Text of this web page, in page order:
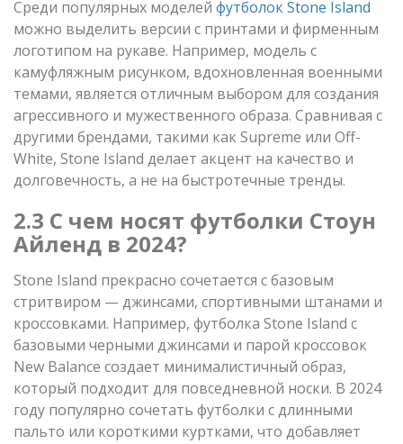
Среди популярных моделей футболок Stone Island
можно выделить версии с принтами и фирменным
логотипом на рукаве. Например, модель с
камуфляжным рисунком, вдохновленная военными
темами, является отличным выбором для создания
агрессивного и мужественного образа. Сравнивая с
другими брендами, такими как Supreme или Off-
White, Stone Island делает акцент на качество и
долговечность, а не на быстротечные тренды.
2.3 С чем носят футболки Стоун
Айленд в 2024?
Stone Island прекрасно сочетается с базовым
стритвиром — джинсами, спортивными штанами и
кроссовками. Например, футболка Stone Island с
базовыми черными джинсами и парой кроссовок
New Balance создает минималистичный образ,
который подходит для повседневной носки. В 2024
году популярно сочетать футболки с длинными
пальто или короткими куртками, что добавляет